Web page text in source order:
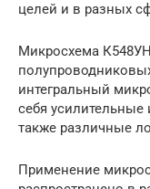
целей и в разных
Микросхема
интегральный
себя
также различные
Применение